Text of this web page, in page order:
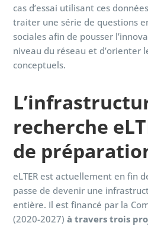
cas d’essai utilisant ces
traiter une série de questions
sociales afin de pousser
niveau du réseau et d’orienter
conceptuels.
recherche
de
eLTER est actuellement en fin
passe de devenir une
entière. Il est financé par la
(2020-2027) à travers trois